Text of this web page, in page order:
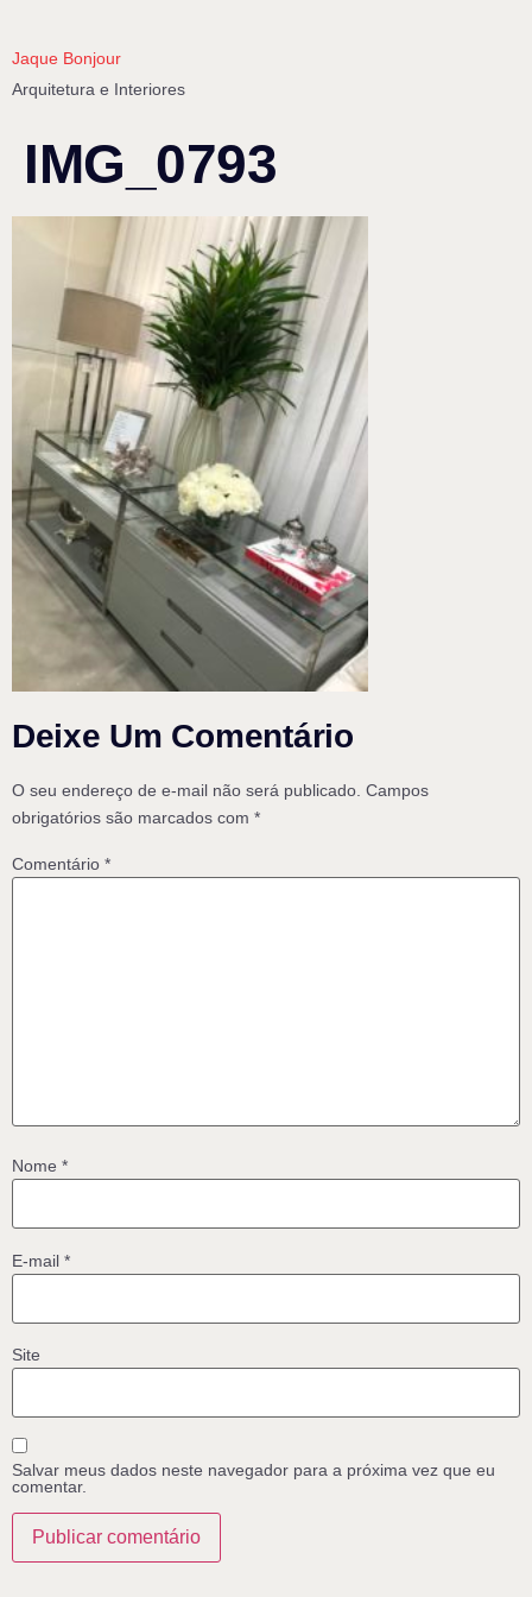
Jaque Bonjour
Arquitetura e Interiores
IMG_0793
Deixe Um Comentário
O seu endereço de e-mail não será publicado. Campos
obrigatórios são marcados com *
Comentário *
Nome *
E-mail *
Site
Salvar meus dados neste navegador para a próxima vez que eu
comentar.